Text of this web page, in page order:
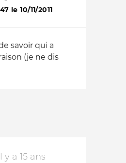
nous ?
le 10/11/2011
savoir qui a
(je ne dis
y a 15 ans